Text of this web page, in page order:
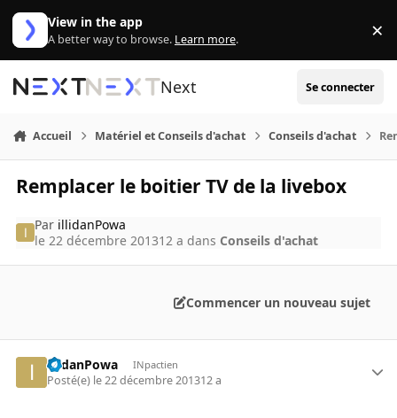
Aller au contenu
View in the app
A better way to browse. Learn more. ×
Next Se connecter
Accueil Matériel et Conseils d'achat Conseils d'achat
Remplacer le boitier TV de la livebox
Par illidanPowa
le 22 décembre 201312 a dans Conseils d'achat
Commencer un nouveau sujet
illidanPowa INpactien
Posté(e) le 22 décembre 201312 a